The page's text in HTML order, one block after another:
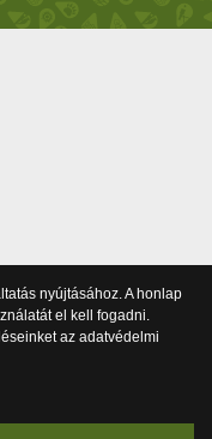
nyújtásához. A honlap
el kell fogadni.
az adatvédelmi